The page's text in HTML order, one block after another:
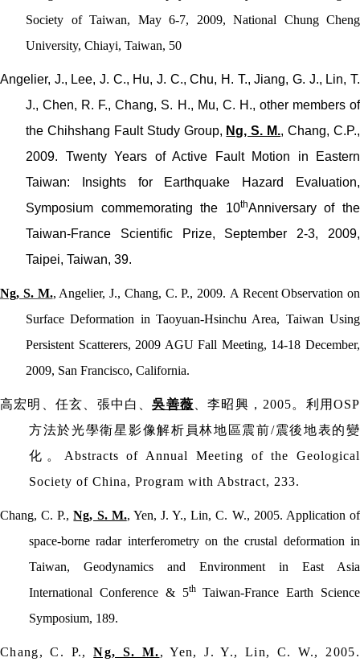
Society of Taiwan, May 6-7, 2009, National Chung Cheng
University, Chiayi, Taiwan, 50
Angelier, J., Lee, J. C., Hu, J. C., Chu, H. T., Jiang, G. J., Lin, T.
J., Chen, R. F.,Chang, S. H., Mu, C. H., other members of
the Chihshang Fault Study Group, Ng, S. M., Chang, C.P.,
2009. Twenty Years of Active Fault Motion in Eastern
Taiwan: Insights for Earthquake Hazard Evaluation,
Symposium commemorating the 10thAnniversary of the
Taiwan-France Scientific Prize, September 2-3, 2009,
Taipei, Taiwan, 39.
Ng, S. M., Angelier, J., Chang, C. P., 2009. A Recent Observation on
Surface Deformation in Taoyuan-Hsinchu Area, Taiwan Using
Persistent Scatterers, 2009 AGU Fall Meeting, 14-18 December,
2009, San Francisco, California.
高宏明、任玄、張中白、吳善薇 、李昭興， 2005。利用OSP
方法於光學衛星影像解析員林地區震前/震後地表的變
化。 Abstracts of Annual Meeting of the Geological
Society of China, Program with Abstract, 233.
Chang, C. P.,Ng, S. M., Yen, J. Y., Lin, C. W., 2005. Application of
space-borne radar interferometry on the crustal deformation in
Taiwan, Geodynamics and Environment in East Asia
International Conference & 5thTaiwan-France Earth Science
Symposium, 189.
Chang, C. P.,Ng, S. M., Yen, J. Y., Lin, C. W., 2005.